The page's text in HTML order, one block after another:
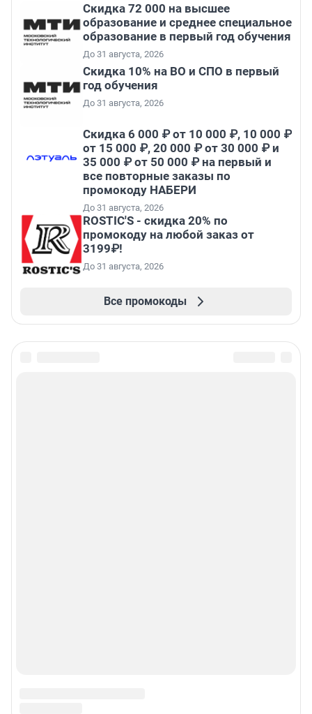
Скидка 72 000 на высшее
образование и среднее специальное
образование в первый год обучения
До 31 августа, 2026
Скидка 10% на ВО и СПО в первый
год обучения
До 31 августа, 2026
Скидка 6 000 ₽ от 10 000 ₽, 10 000 ₽
от 15 000 ₽, 20 000 ₽ от 30 000 ₽ и
35 000 ₽ от 50 000 ₽ на первый и
все повторные заказы по
промокоду НАБЕРИ
До 31 августа, 2026
ROSTIC'S - скидка 20% по
промокоду на любой заказ от
3199₽!
До 31 августа, 2026
Все промокоды